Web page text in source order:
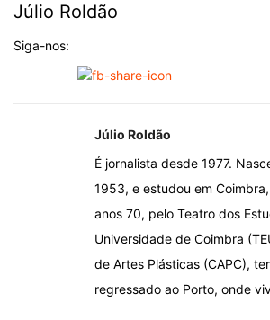
Júlio Roldão
Siga-nos:
Júlio Roldão
É jornalista desde 1977.
1953, e estudou em
anos 70, pelo Teatro dos
Universidade de Coimbra
de Artes Plásticas (CAPC),
regressado ao Porto, onde